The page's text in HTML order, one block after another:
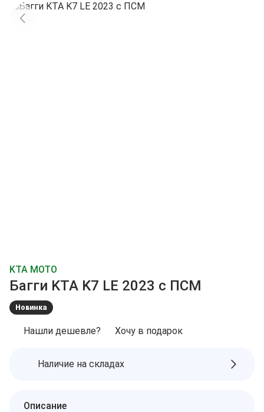
KTA MOTO
Багги KTA K7 LE 2023 с ПСМ
Новинка
Нашли дешевле? Хочу в подарок
Наличие на складах
Описание